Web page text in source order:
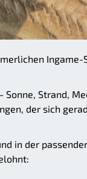
Ingame-
Strand,
der sich
in der